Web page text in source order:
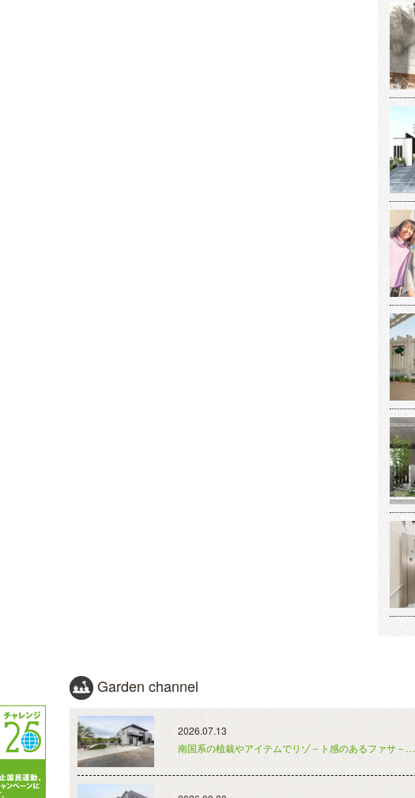
Garden channel
2026.07.13
南国系の植栽やアイテムでリゾ－ト感のあるファサ－…